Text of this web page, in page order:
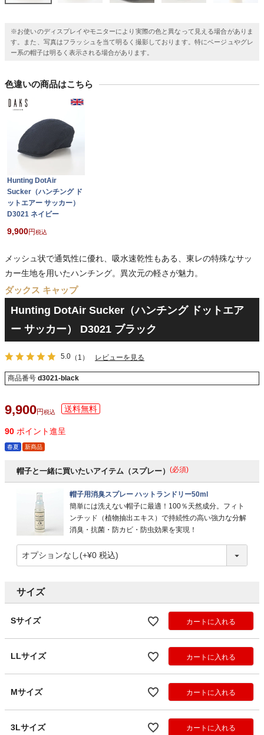
※お使いのディスプレイやモニターにより実際の色と異なって見える場合がありま
す。また、写真はフラッシュを当て明るく撮影しております。特にベージュやグレ
ー系の帽子は明るく表示される場合があります。
色違いの商品はこちら
Hunting DotAir
Sucker（ハンチング ド
ットエアー サッカー）
D3021 ネイビー
9,900 税込
メッシュ状で通気性に優れ、吸水速乾性もある、東レの特殊なサッ
カー生地を用いたハンチング。異次元の軽さが魅力。
ダックス キャップ
Hunting DotAir Sucker（ハンチング ドットエア
ー サッカー） D3021 ブラック
5.0 （1） レビューを見る
商品番号 d3021-black
9,900 税込
90 ポイント進呈
春夏 新商品
帽子と一緒に買いたいアイテム（スプレー） (必須)
帽子用消臭スプレー ハットランドリー50ml
簡単には洗えない帽子に最適！100％天然成分。フィト
ンチッド（植物抽出エキス）で持続性の高い強力な分解
消臭・抗菌・防カビ・防虫効果を実現！
サイズ
Sサイズ カートに入れる
LLサイズ カートに入れる
Mサイズ カートに入れる
3Lサイズ カートに入れる